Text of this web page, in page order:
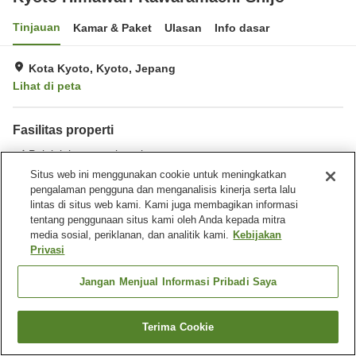
Tinjauan Kamar & Paket Ulasan Info dasar
Kota Kyoto, Kyoto, Jepang
Lihat di peta
Fasilitas properti
Pojok jajan tengah malam
Beranda Jepang Kyoto
Kota Kyoto
Kyoto Himawari Kawaramachi Shijo
Cari kamar
Situs web ini menggunakan cookie untuk meningkatkan
pengalaman pengguna dan menganalisis kinerja serta lalu
lintas di situs web kami. Kami juga membagikan informasi
tentang penggunaan situs kami oleh Anda kepada mitra
media sosial, periklanan, dan analitik kami. Kebijakan
Privasi
Jangan Menjual Informasi Pribadi Saya
Terima Cookie